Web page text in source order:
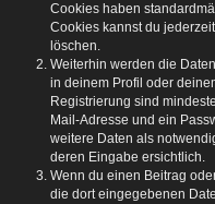
Cookies haben
Cookies kannst du
löschen.
Weiterhin werden die
in deinem Profil oder
Registrierung sind
Mail-Adresse und ein
weitere Daten als
deren Eingabe ersichtlich.
Wenn du einen Beitrag
die dort eingegebenen